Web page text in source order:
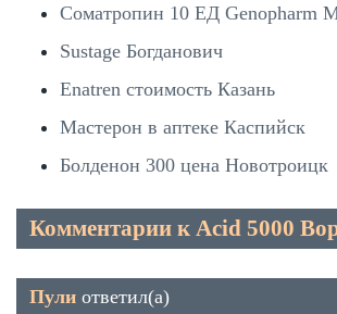
Соматропин 10 ЕД Genopharm
Sustage Богданович
Enatren стоимость Казань
Мастерон в аптеке Каспийск
Болденон 300 цена Новотроицк
Комментарии к Acid 5000
Пули ответил(а)